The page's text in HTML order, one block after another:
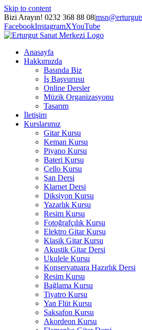
Skip to content
Bizi Arayın! 0232 368 88 08|
FacebookInstagramXYouTube
Anasayfa
Hakkımızda
Basında Biz
İş Başvurusu
Online Dersler
Müzik Organizasyonu
Tasarım
İletişim
Kurslarımız
Gitar Kursu
Keman Kursu
Piyano Kursu
Bateri Kursu
Çello Kursu
Şan Dersi
Klarnet Dersi
Diksiyon Kursu
Yazarlık Kursu
Resim Kursu
Fotoğrafçılık Kursu
Elektro Gitar Kursu
Klasik Gitar Kursu
Akustik Gitar Dersi
Ukulele Kursu
Konservatuara Hazırlık Dersi
Resim Kursu
Bağlama Kursu
Tiyatro Kursu
Yan Flüt Kursu
Saksafon Kursu
Akordeon Kursu